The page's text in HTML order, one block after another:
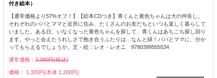
付き絵本）
【通常価格より57%オフ！】【絵本CDつき】青くんと黄色ちゃんは大の仲良し。
それぞれのパパとママと近所に住み、たくさんのお友だちといつも楽しく暮らして
いました。ある日、いなくなった黄色ちゃんを探して、青くんはあちこち探し回り
ます。やっと会えたうれしさで抱き合うふたりは…なんと緑！パパとママに、分か
ってもらえるでしょうか。文・絵：レオ・レオニ 9780399555534
通常価格： 3,080円(税込)
価格： 1,320円(本体 1,200円)